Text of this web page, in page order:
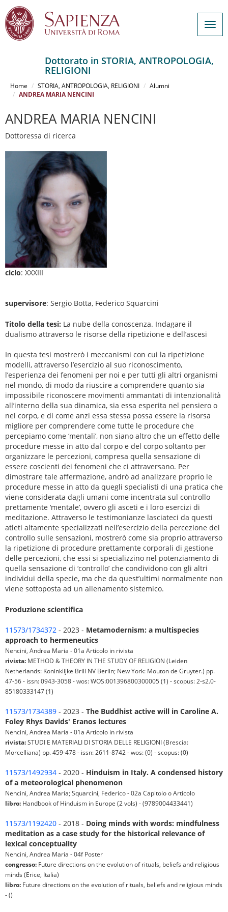
contenuto
Dottorato in STORIA, ANTROPOLOGIA,
RELIGIONI
Home STORIA, ANTROPOLOGIA, RELIGIONI
Alumni
ANDREA MARIA NENCINI
ANDREA MARIA NENCINI
Dottoressa di ricerca
ciclo: XXXIII
supervisore: Sergio Botta, Federico Squarcini
Titolo della tesi: La nube della conoscenza. Indagare il
dualismo attraverso le risorse della ripetizione e dell’ascesi
In questa tesi mostrerò i meccanismi con cui la ripetizione
modelli, attraverso l’esercizio al suo riconoscimento,
l’esperienza dei fenomeni per noi e per tutti gli altri organismi
nel mondo, di modo da riuscire a comprendere quanto sia
impossibile riconoscere movimenti ammantati di intenzionalità
all’interno della sua dinamica, sia essa esperita nel pensiero o
nel corpo, e di come anzi essa stessa possa essere la risorsa
migliore per comprendere come tutte le procedure che
percepiamo come ‘mentali’, non siano altro che un effetto delle
procedure messe in atto dal corpo e del corpo soltanto per
organizzare le percezioni, compresa quella sensazione di
essere coscienti dei fenomeni che ci attraversano. Per
dimostrare tale affermazione, andrò ad analizzare proprio le
procedure messe in atto da quegli specialisti di una pratica che
viene considerata dagli umani come incentrata sul controllo
prettamente ‘mentale’, ovvero gli asceti e i loro esercizi di
meditazione. Attraverso le testimonianze lasciateci da questi
atleti altamente specializzati nell’esercizio della percezione del
controllo sulle sensazioni, mostrerò come sia proprio attraverso
la ripetizione di procedure prettamente corporali di gestione
delle percezioni, che essi si specializzino nel potenziamento di
quella sensazione di ‘controllo’ che condividono con gli altri
individui della specie, ma che da quest’ultimi normalmente non
viene sottoposta ad un allenamento sistemico.
Produzione scientifica
11573/1734372 - 2023 - Metamodernism: a multispecies
approach to hermeneutics
Nencini, Andrea Maria - 01a Articolo in rivista
rivista: METHOD & THEORY IN THE STUDY OF RELIGION (Leiden
Netherlands: Koninklijke Brill NV Berlin; New York: Mouton de Gruyter.) pp.
47-56 - issn: 0943-3058 - wos: WOS:001396800300005 (1) - scopus: 2-s2.0-
85180333147 (1)
11573/1734389 - 2023 - The Buddhist active will in Caroline A.
Foley Rhys Davids' Eranos lectures
Nencini, Andrea Maria - 01a Articolo in rivista
rivista:STUDI E MATERIALI DI STORIA DELLE RELIGIONI (Brescia:
Morcelliana) pp. 459-478 - issn: 2611-8742 - wos: (0) - scopus: (0)
11573/1492934 - 2020 - Hinduism in Italy. A condensed history
of a meteorological phenomenon
Nencini, Andrea Maria; Squarcini, Federico - 02a Capitolo o Articolo
libro: Handbook of Hinduism in Europe (2 vols) - (9789004433441)
11573/1192420 - 2018 - Doing minds with words: mindfulness
meditation as a case study for the historical relevance of
lexical conceptuality
Nencini, Andrea Maria - 04f Poster
congresso: Future directions on the evolution of rituals, beliefs and religious
minds (Erice, Italia)
libro: Future directions on the evolution of rituals, beliefs and religious minds
- ()